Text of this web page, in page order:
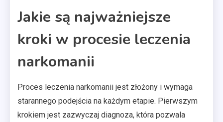
Jakie są najważniejsze
kroki w procesie leczenia
narkomanii
Proces leczenia narkomanii jest złożony i wymaga
starannego podejścia na każdym etapie. Pierwszym
krokiem jest zazwyczaj diagnoza, która pozwala